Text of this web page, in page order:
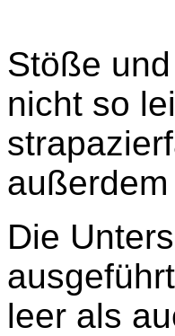
Stöße
nicht so
Die
leer als